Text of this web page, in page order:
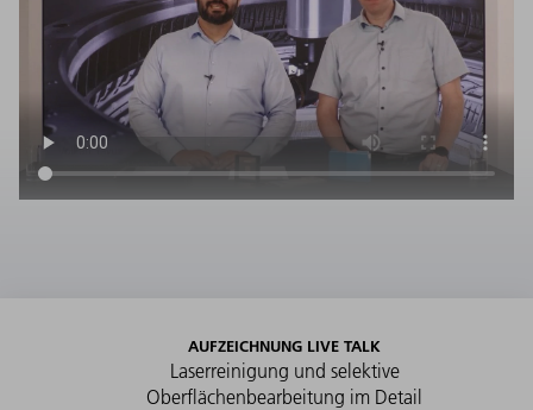
AUFZEICHNUNG LIVE TALK
Laserreinigung und selektive
Oberflächenbearbeitung im Detail